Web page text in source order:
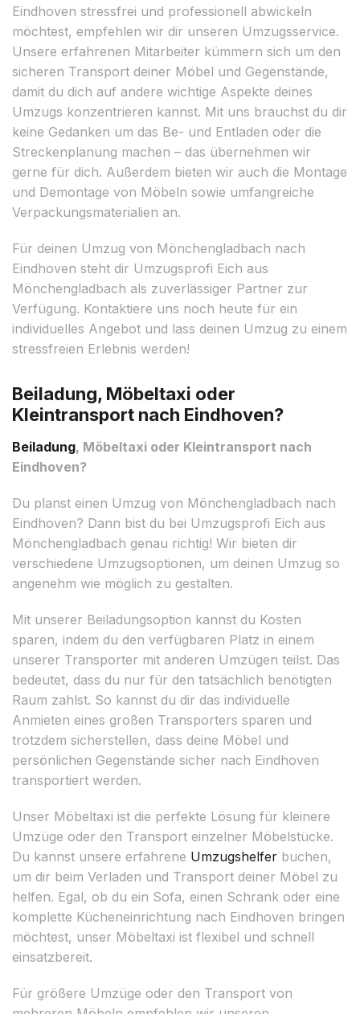
Eindhoven stressfrei und professionell abwickeln
möchtest, empfehlen wir dir unseren Umzugsservice.
Unsere erfahrenen Mitarbeiter kümmern sich um den
sicheren Transport deiner Möbel und Gegenstände,
damit du dich auf andere wichtige Aspekte deines
Umzugs konzentrieren kannst. Mit uns brauchst du dir
keine Gedanken um das Be- und Entladen oder die
Streckenplanung machen – das übernehmen wir
gerne für dich. Außerdem bieten wir auch die Montage
und Demontage von Möbeln sowie umfangreiche
Verpackungsmaterialien an.
Für deinen Umzug von Mönchengladbach nach
Eindhoven steht dir Umzugsprofi Eich aus
Mönchengladbach als zuverlässiger Partner zur
Verfügung. Kontaktiere uns noch heute für ein
individuelles Angebot und lass deinen Umzug zu einem
stressfreien Erlebnis werden!
Beiladung, Möbeltaxi oder
Kleintransport nach Eindhoven?
Beiladung, Möbeltaxi oder Kleintransport nach
Eindhoven?
Du planst einen Umzug von Mönchengladbach nach
Eindhoven? Dann bist du bei Umzugsprofi Eich aus
Mönchengladbach genau richtig! Wir bieten dir
verschiedene Umzugsoptionen, um deinen Umzug so
angenehm wie möglich zu gestalten.
Mit unserer Beiladungsoption kannst du Kosten
sparen, indem du den verfügbaren Platz in einem
unserer Transporter mit anderen Umzügen teilst. Das
bedeutet, dass du nur für den tatsächlich benötigten
Raum zahlst. So kannst du dir das individuelle
Anmieten eines großen Transporters sparen und
trotzdem sicherstellen, dass deine Möbel und
persönlichen Gegenstände sicher nach Eindhoven
transportiert werden.
Unser Möbeltaxi ist die perfekte Lösung für kleinere
Umzüge oder den Transport einzelner Möbelstücke.
Du kannst unsere erfahrene Umzugshelfer buchen,
um dir beim Verladen und Transport deiner Möbel zu
helfen. Egal, ob du ein Sofa, einen Schrank oder eine
komplette Kücheneinrichtung nach Eindhoven bringen
möchtest, unser Möbeltaxi ist flexibel und schnell
einsatzbereit.
Für größere Umzüge oder den Transport von